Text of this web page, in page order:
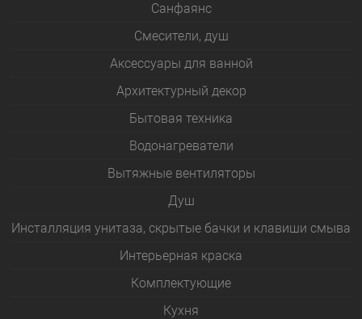
Санфаянс
Смесители, душ
Аксессуары для ванной
Архитектурный декор
Бытовая техника
Водонагреватели
Вытяжные вентиляторы
Душ
Инсталляция унитаза, скрытые бачки и клавиши смыва
Интерьерная краска
Комплектующие
Кухня